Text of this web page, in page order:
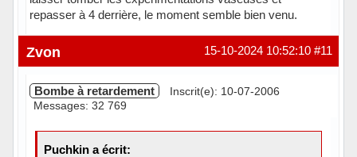
repasser à 4 derrière, le moment semble bien venu.
Hors ligne #11
15-10-2024 10:52:10
Zvon
Bombe à retardement
Inscrit(e): 10-07-2006
Messages: 32 769
Puchkin a écrit: